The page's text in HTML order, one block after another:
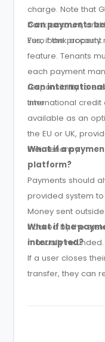
charge. Note that
bank account, and
Euro bank account.
Can payments
Yes, if the
feature. Tenants
each payment
responsibility to
time.
Can
International
available as an
the EU or UK,
their tenancy.
What if a
platform?
Payments should
provided system
Money sent
tracked by the
manually refunded.
What if the
interrupted?
If a user closes
transfer, they can
select "Review